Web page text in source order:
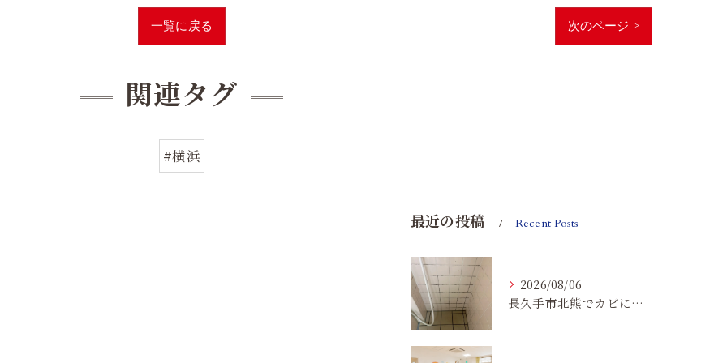
一覧に戻る 次のページ >
関連タグ
#横浜
最近の投稿 Recent Posts
2026/08/06
長久手市北熊でカビに悩む方へ｜健康被害を防ぐための対策とは